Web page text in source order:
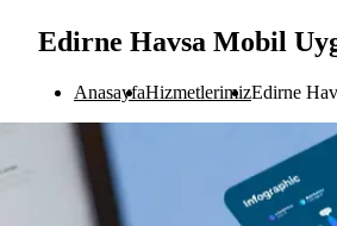
Edirne Havsa Mobil
AnasayfaHizmetlerimizEdirne